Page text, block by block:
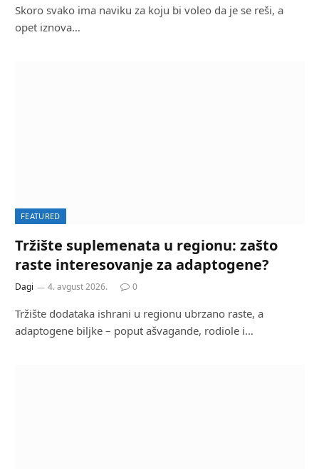
Skoro svako ima naviku za koju bi voleo da je se reši, a
opet iznova…
FEATURED
Tržište suplemenata u regionu: zašto
raste interesovanje za adaptogene?
Dagi 4. avgust 2026. 0
Tržište dodataka ishrani u regionu ubrzano raste, a
adaptogene biljke – poput ašvagande, rodiole i…